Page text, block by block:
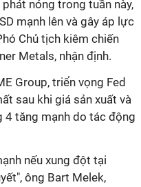
nóng trong tuần này,
mạnh lên và gây áp lực
Chủ tịch kiêm chiến
Metals, nhận định.
Group, triển vọng Fed
sau khi giá sản xuất và
4 tăng mạnh do tác động
nếu xung đột tại
ông Bart Melek,